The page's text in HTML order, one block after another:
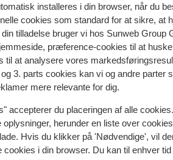
installeres i din browser, når du
cookies som standard for at sikre, at
tilladelse bruger vi hos Sunweb Group
præference-cookies til at
til at analysere vores
3. parts cookies kan vi og andre parter
mere relevante for dig.
accepterer du placeringen af alle
herunder en liste over
Hvis du klikker på 'Nødvendige', vil
cookies i din browser. Du kan til enhver
skal bruge til en
med vores produkt. Mere